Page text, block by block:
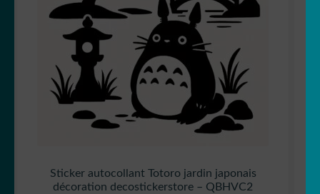
Sticker autocollant Totoro jardin japonais
décoration decostickerstore – QBHVC2